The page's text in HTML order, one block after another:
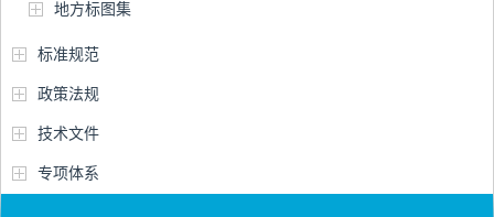
地方标图集
标准规范
政策法规
技术文件
专项体系